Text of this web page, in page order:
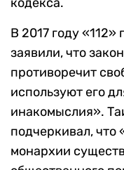
В 2017 году
заявили, что
противоречит
используют его
инакомыслия».
подчеркивал, что
монархии